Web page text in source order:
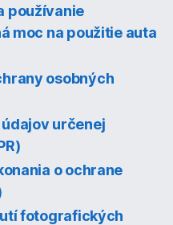
používanie
moc na použitie auta
osobných
určenej
o ochrane
fotografických